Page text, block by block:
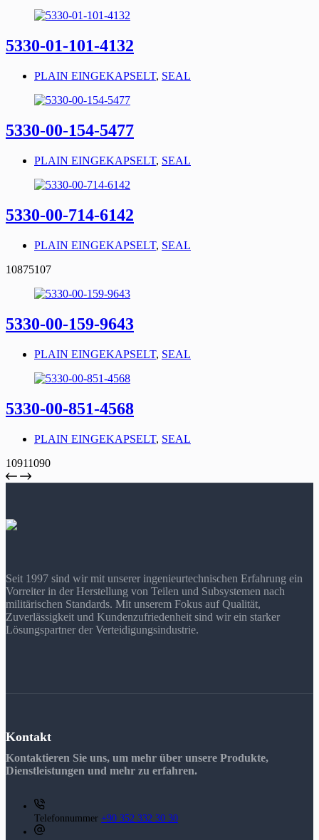
5330-01-101-4132
PLAIN EINGEKAPSELT, SEAL
5330-00-154-5477
PLAIN EINGEKAPSELT, SEAL
5330-00-714-6142
PLAIN EINGEKAPSELT, SEAL
10875107
5330-00-159-9643
PLAIN EINGEKAPSELT, SEAL
5330-00-851-4568
PLAIN EINGEKAPSELT, SEAL
10911090
Seit 1997 sind wir mit unserer ingenieurtechnischen Erfahrung ein
Vorreiter in der Herstellung von Teilen und Subsystemen nach
militärischen Standards. Mit unserem Fokus auf Qualität,
Zuverlässigkeit und Kundenzufriedenheit sind wir ein starker
Lösungspartner der Verteidigungsindustrie.
Kontakt
Kontaktieren Sie uns, um mehr über unsere Produkte,
Dienstleistungen und mehr zu erfahren.
Telefonnummer +90 352 332 30 30